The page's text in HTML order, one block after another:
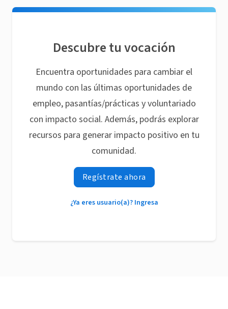
Descubre tu vocación
Encuentra oportunidades para cambiar el
mundo con las últimas oportunidades de
empleo, pasantías/prácticas y voluntariado
con impacto social. Además, podrás explorar
recursos para generar impacto positivo en tu
comunidad.
Regístrate ahora
¿Ya eres usuario(a)? Ingresa